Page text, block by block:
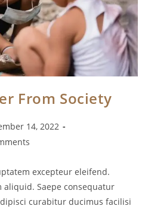
From Society
14, 2022
excepteur eleifend.
Saepe consequatur
curabitur ducimus facilisi